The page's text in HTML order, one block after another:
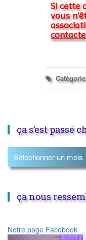
Si cette
vous
ça s’est passé
ça nous
Notre page Facebook